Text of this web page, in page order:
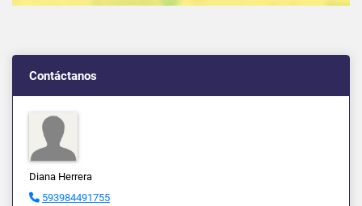
Contáctanos
Diana Herrera
593984491755